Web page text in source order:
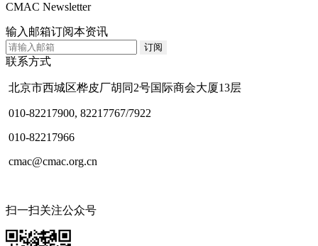
CMAC Newsletter
输入邮箱订阅本资讯
联系方式
北京市西城区桦皮厂胡同2号国际商会大厦13层
010-82217900, 82217767/7922
010-82217966
cmac@cmac.org.cn
扫一扫关注公众号